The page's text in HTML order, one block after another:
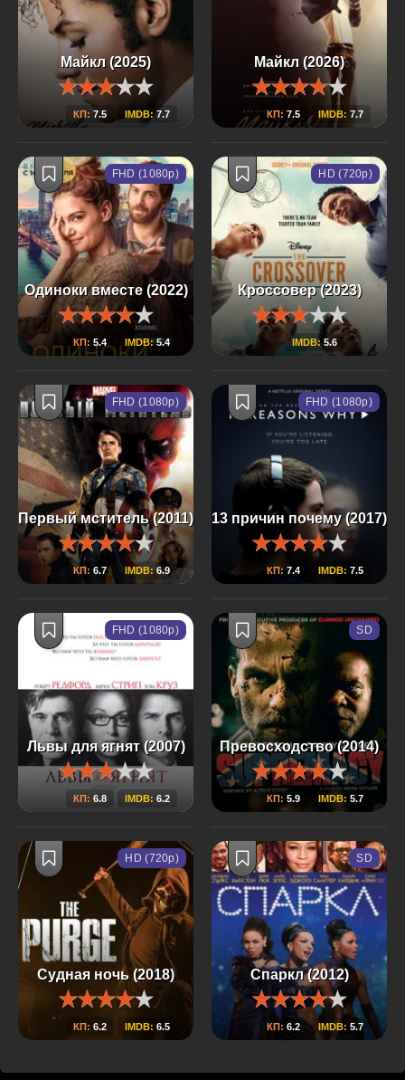
Майкл (2025)
КП: 7.5 IMDB:7.7
Майкл (2026)
КП: 7.5 IMDB: 7.7
Одиноки вместе (2022)
КП: 5.4 IMDB:5.4
FHD (1080p)
Кроссовер (2023)
IMDB: 5.6
HD (720p)
Первый мститель (2011)
КП: 6.7 IMDB: 6.9
FHD (1080p)
13 причин почему (2017)
КП:7.4 IMDB: 7.5
FHD (1080p)
Львы для ягнят (2007)
КП: 6.8 IMDB: 6.2
FHD (1080p)
Превосходство (2014)
КП: 5.9 IMDB: 5.7
SD
Судная ночь (2018)
КП: 6.2 IMDB: 6.5
HD (720p)
Спаркл (2012)
КП: 6.2 IMDB: 5.7
SD